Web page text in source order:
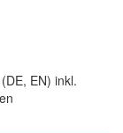
EN) inkl.